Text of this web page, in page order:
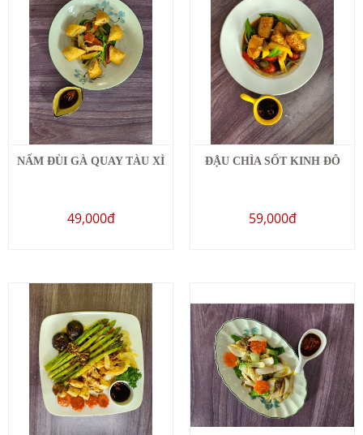
NẤM ĐÙI GÀ QUAY TÀU XÌ
49,000đ
ĐẬU CHÌA SỐT KINH ĐÔ
59,000đ